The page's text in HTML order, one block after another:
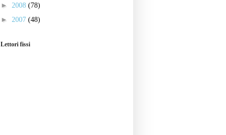
► 2008 (78)
► 2007 (48)
Lettori fissi